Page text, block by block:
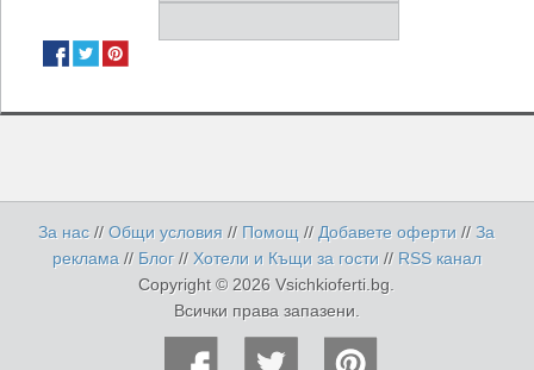
За нас //Общи условия // Помощ // Добавете оферти//За
реклама // Блог // Хотели и Къщи за гости // RSS канал
Copyright © 2026 Vsichkioferti.bg.
Всички права запазени.